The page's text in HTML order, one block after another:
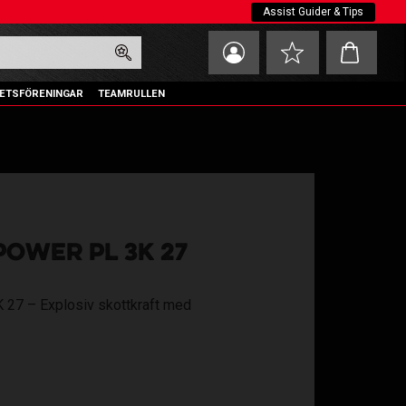
Assist Guider & Tips
Favoriter
Kundvagn
TEAMRULLEN
PL 3K 27
27 – Explosiv skottkraft med